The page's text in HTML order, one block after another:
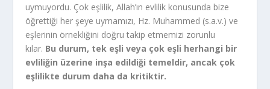
uymuyordu. Çok eşlilik, Allah’ın evlilik konusunda bize
öğrettiği her şeye uymamızı, Hz. Muhammed (s.a.v.) ve
eşlerinin örnekliğini doğru takip etmemizi zorunlu
kılar. Bu durum, tek eşli veya çok eşli herhangi bir
evliliğin üzerine inşa edildiği temeldir, ancak çok
eşlilikte durum daha da kritiktir.